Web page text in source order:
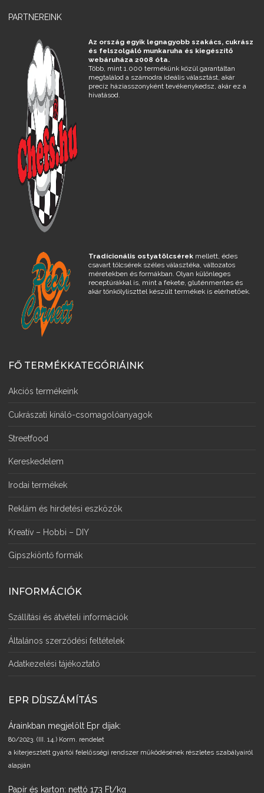
PARTNEREINK
Az ország egyik legnagyobb szakács, cukrász
és felszolgáló munkaruha és kiegészítő
webáruháza 2008 óta.
Több, mint 1.000 termékünk közül garantáltan
megtalálod a számodra ideális választást, akár
precíz háziasszonyként tevékenykedsz, akár ez a
hivatásod.
Tradícionális ostyatölcsérekmellett, édes
csavart tölcsérek széles választéka, változatos
méretekben és formákban. Olyan különleges
receptúrákkal is, mint a fekete, gluténmentes és
akár tönkölyliszttel készült termékek is elérhetőek.
FŐ TERMÉKKATEGÓRIÁINK
Akciós termékeink
Cukrászati kínáló-csomagolóanyagok
Streetfood
Kereskedelem
Irodai termékek
Reklám és hirdetési eszközök
Kreatív – Hobbi – DIY
Gipszkiöntő formák
INFORMÁCIÓK
Szállítási és átvételi információk
Általános szerződési feltételek
Adatkezelési tájékoztató
EPR DÍJSZÁMÍTÁS
Árainkban megjelölt Epr díjak:
80/2023. (III. 14.) Korm. rendelet
a kiterjesztett gyártói felelősségi rendszer működésének részletes szabályairól
alapján
Papír és karton: nettó 173 Ft/kg